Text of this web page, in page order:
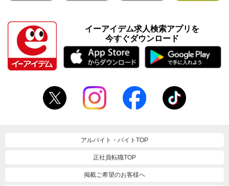
イーアイデム求人検索アプリを
今すぐダウンロード
アルバイト・バイトTOP
正社員転職TOP
掲載ご希望のお客様へ